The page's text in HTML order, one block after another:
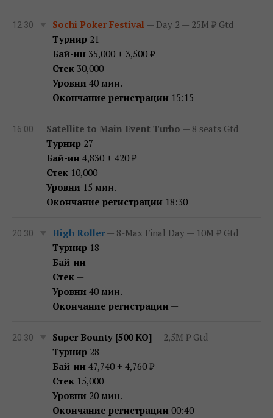
12:30 Sochi Poker Festival — Day 2 — 25M ₽ Gtd
Турнир 21
Бай-ин 35,000 + 3,500 ₽
Стек 30,000
Уровни 40 мин.
Окончание регистрации 15:15
16:00 Satellite to Main Event Turbo — 8 seats Gtd
Турнир 27
Бай-ин 4,830 + 420 ₽
Стек 10,000
Уровни 15 мин.
Окончание регистрации 18:30
20:30 High Roller — 8-Max Final Day — 10M ₽ Gtd
Турнир 18
Бай-ин —
Стек —
Уровни 40 мин.
Окончание регистрации —
20:30 Super Bounty [500 KO] — 2,5M ₽ Gtd
Турнир 28
Бай-ин 47,740 + 4,760 ₽
Стек 15,000
Уровни 20 мин.
Окончание регистрации 00:40